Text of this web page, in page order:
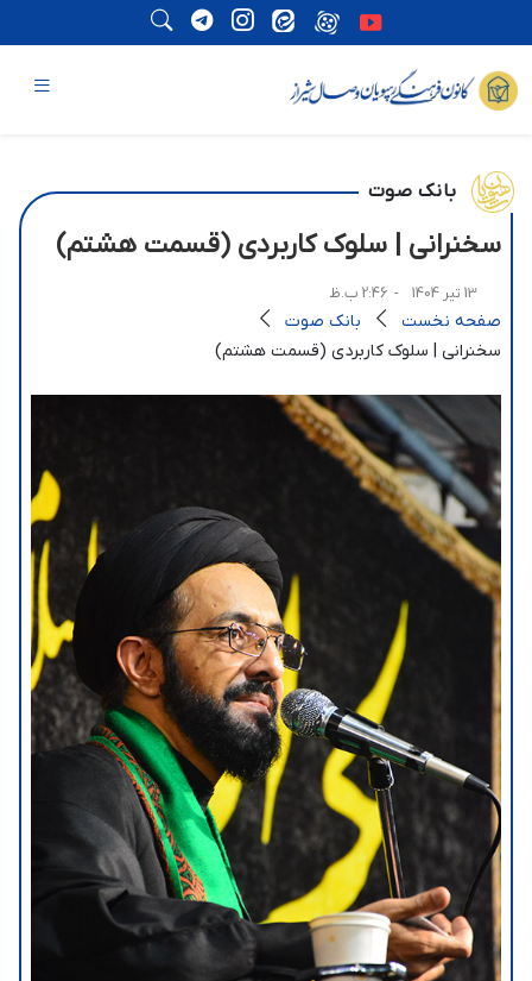
بانک صوت
سخنرانی | سلوک کاربردی (قسمت هشتم)
13 تیر 1404 - 2:46 ب.ظ
صفحه نخست
بانک صوت
سخنرانی | سلوک کاربردی (قسمت هشتم)